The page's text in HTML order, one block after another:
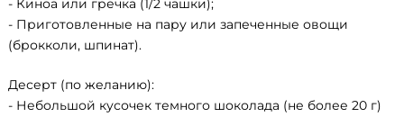
- Киноа или гречка (1/2 чашки);
- Приготовленные на пару или запеченные овощи
(брокколи, шпинат).
Десерт (по желанию):
- Небольшой кусочек темного шоколада (не более 20 г)